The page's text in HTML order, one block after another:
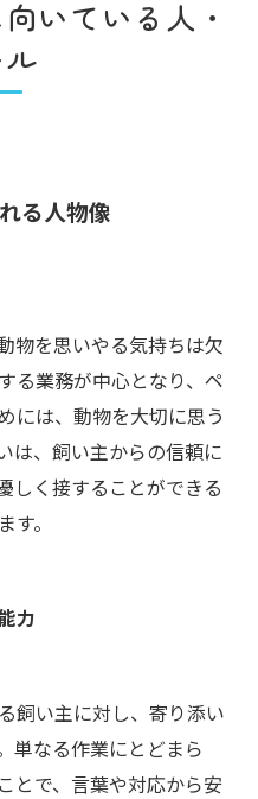
いている人・
る人物像
物を思いやる気持ちは欠
る業務が中心となり、ペ
には、動物を大切に思う
は、飼い主からの信頼に
しく接することができる
。
力
飼い主に対し、寄り添い
単なる作業にとどまら
とで、言葉や対応から安